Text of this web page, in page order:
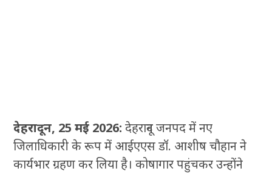
देहरादून, 25 मई 2026: देहरादून जनपद में नए
जिलाधिकारी के रूप में आईएएस डॉ. आशीष चौहान ने
कार्यभार ग्रहण कर लिया है। कोषागार पहुंचकर उन्होंने